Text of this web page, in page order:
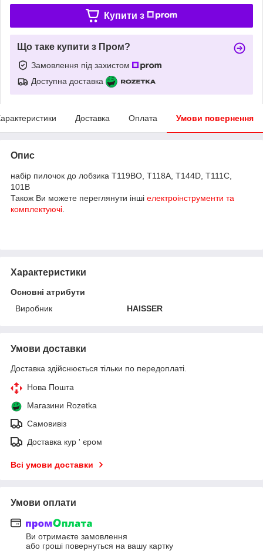
Купити з
Що таке купити з Пром?
Замовлення під захистом
Доступна доставка
Доставка Оплата Умови повернення
Опис
набір пилочок до лобзика Т119ВО, Т118А, Т144D, Т111С,
101В
Також Ви можете переглянути інші електроінструменти та
комплектуючі
Характеристики
Основні атрибути
Виробник
HAISSER
Умови доставки
Доставка здійснюється тільки по передоплаті.
Нова Пошта
Магазини Rozetka
Самовивіз
Доставка кур ' єром
Всі умови доставки
Умови оплати
Ви отримаєте замовлення
або гроші повернуться на вашу картку